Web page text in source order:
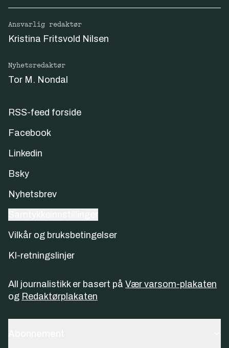
Ansvarlig redaktør
Kristina Fritsvold Nilsen
Nyhetsredaktør
Tor M. Nondal
RSS-feed forside
Facebook
Linkedin
Bsky
Nyhetsbrev
Vilkår og bruksbetingelser
KI-retningslinjer
All journalistikk er basert på Vær varsom-plakaten
og Redaktørplakaten